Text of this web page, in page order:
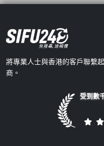
將專業人士與香港的客戶聯繫
商。
受到數